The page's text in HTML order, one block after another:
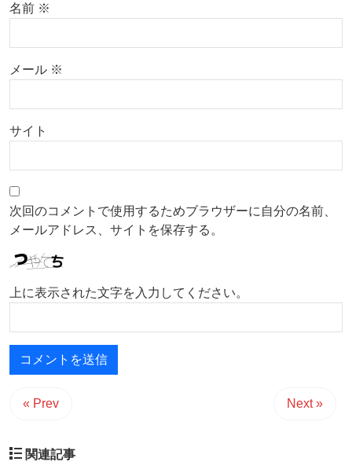
名前 ※
メール ※
サイト
次回のコメントで使用するためブラウザーに自分の名前、
メールアドレス、サイトを保存する。
上に表示された文字を入力してください。
« Prev Next »
関連記事